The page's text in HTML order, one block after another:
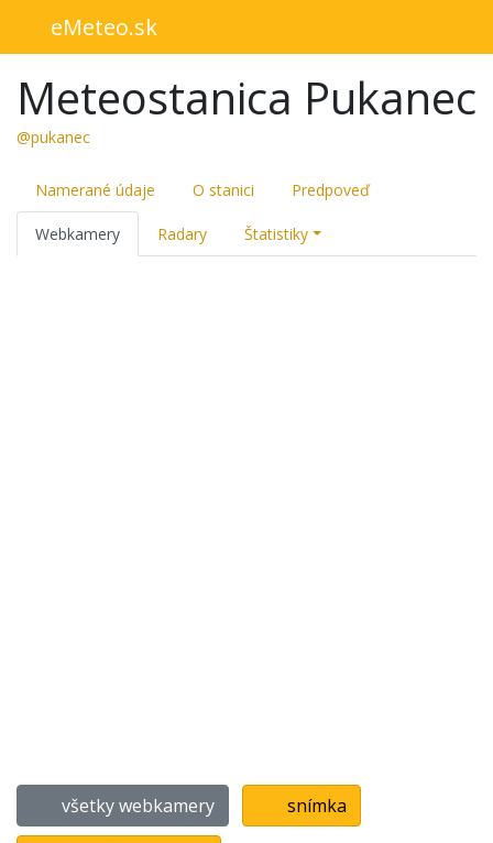
eMeteo.sk
Meteostanica Pukanec
@pukanec
Namerané údaje O stanici Predpoveď
Webkamery Radary Štatistiky
všetky webkamery snímka